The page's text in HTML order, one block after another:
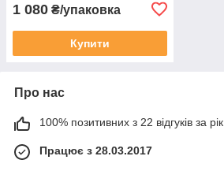
1 080 ₴/упаковка
Купити
Про нас
100% позитивних з 22 відгуків за рік
Працює з 28.03.2017